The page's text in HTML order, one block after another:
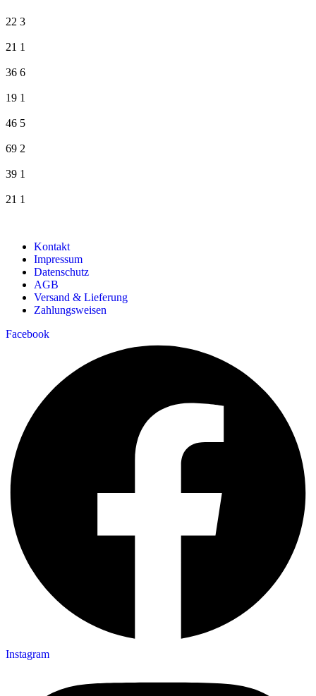
22 3
21 1
36 6
19 1
46 5
69 2
39 1
21 1
Kontakt
Impressum
Datenschutz
AGB
Versand & Lieferung
Zahlungsweisen
Facebook
Instagram